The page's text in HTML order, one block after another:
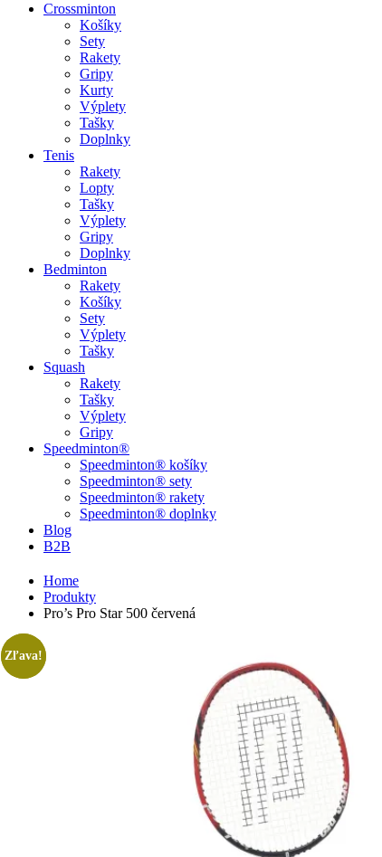
Crossminton
Košíky
Sety
Rakety
Gripy
Kurty
Výplety
Tašky
Doplnky
Tenis
Rakety
Lopty
Tašky
Výplety
Gripy
Doplnky
Bedminton
Rakety
Košíky
Sety
Výplety
Tašky
Squash
Rakety
Tašky
Výplety
Gripy
Speedminton®
Speedminton® košíky
Speedminton® sety
Speedminton® rakety
Speedminton® doplnky
Blog
B2B
Home
Produkty
Pro’s Pro Star 500 červená
Zľava!
Zľava!